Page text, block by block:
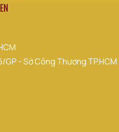
- Sở Công Thương TP.HCM